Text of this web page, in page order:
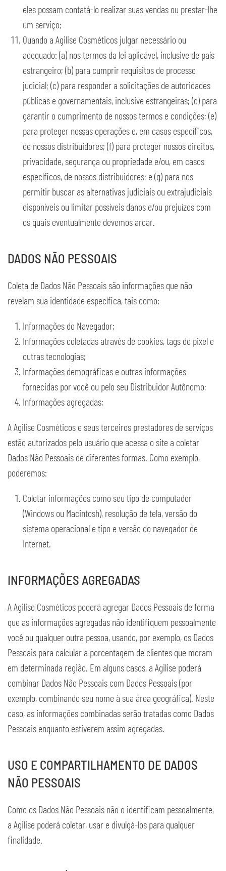
eles possam contatá-lo realizar suas vendas ou prestar-lhe
um serviço;
Quando a Agilise Cosméticos julgar necessário ou
adequado: (a) nos termos da lei aplicável, inclusive de país
estrangeiro; (b) para cumprir requisitos de processo
judicial; (c) para responder a solicitações de autoridades
públicas e governamentais, inclusive estrangeiras; (d) para
garantir o cumprimento de nossos termos e condições; (e)
para proteger nossas operações e, em casos específicos,
de nossos distribuidores; (f) para proteger nossos direitos,
privacidade, segurança ou propriedade e/ou, em casos
específicos, de nossos distribuidores; e (g) para nos
permitir buscar as alternativas judiciais ou extrajudiciais
disponíveis ou limitar possíveis danos e/ou prejuízos com
os quais eventualmente devemos arcar.
DADOS NÃO PESSOAIS
Coleta de Dados Não Pessoais são informações que não
revelam sua identidade específica, tais como:
Informações do Navegador;
Informações coletadas através de cookies, tags de pixel e
outras tecnologias;
Informações demográficas e outras informações
fornecidas por você ou pelo seu Distribuidor Autônomo;
Informações agregadas;
A Agilise Cosméticos e seus terceiros prestadores de serviços
estão autorizados pelo usuário que acessa o site a coletar
Dados Não Pessoais de diferentes formas. Como exemplo,
poderemos:
Coletar informações como seu tipo de computador
(Windows ou Macintosh), resolução de tela, versão do
sistema operacional e tipo e versão do navegador de
Internet.
INFORMAÇÕES AGREGADAS
A Agilise Cosméticos poderá agregar Dados Pessoais de forma
que as informações agregadas não identifiquem pessoalmente
você ou qualquer outra pessoa, usando, por exemplo, os Dados
Pessoais para calcular a porcentagem de clientes que moram
em determinada região. Em alguns casos, a Agilise poderá
combinar Dados Não Pessoais com Dados Pessoais (por
exemplo, combinando seu nome à sua área geográfica). Neste
caso, as informações combinadas serão tratadas como Dados
Pessoais enquanto estiverem assim agregadas.
USO E COMPARTILHAMENTO DE DADOS
NÃO PESSOAIS
Como os Dados Não Pessoais não o identificam pessoalmente,
a Agilise poderá coletar, usar e divulgá-los para qualquer
finalidade.